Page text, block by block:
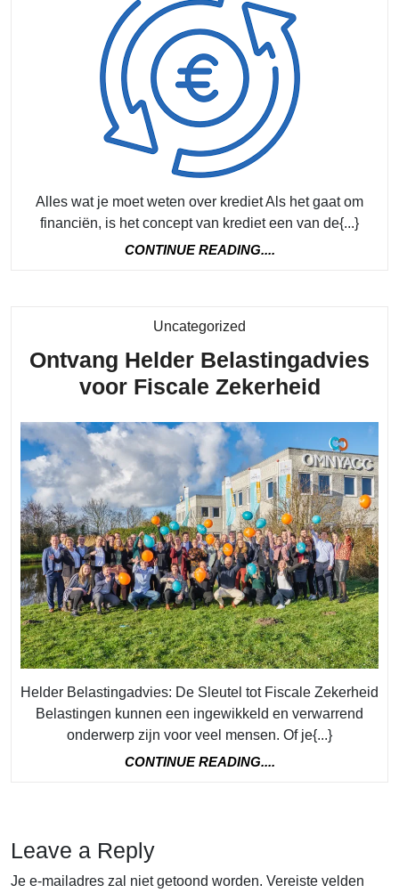
Alles wat je moet weten over krediet Als het gaat om
financiën, is het concept van krediet een van de{...}
CONTINUE READING....
Uncategorized
Ontvang Helder Belastingadvies
voor Fiscale Zekerheid
voor
Fiscale
Helder Belastingadvies: De Sleutel tot Fiscale Zekerheid
Belastingen kunnen een ingewikkeld en verwarrend
onderwerp zijn voor veel mensen. Of je{...}
CONTINUE READING....CONTINUE
Leave a Reply
Je e-mailadres zal niet getoond worden. Vereiste velden